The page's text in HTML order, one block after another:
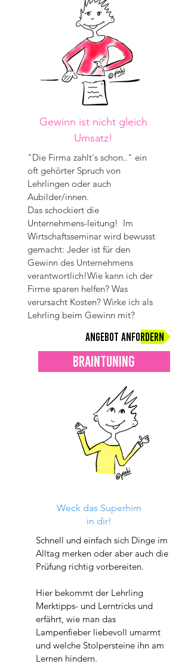
Gewinn ist nicht gleich
Umsatz!
"Die Firma zahlt's schon.." ein
oft gehörter Spruch von
Lehrlingen oder auch
Aubilder/innen.
Das schockiert die
Unternehmens-leitung! Im
Wirtschaftsseminar wird bewusst
gemacht: Jeder ist für den
Gewinn des Unternehmens
verantwortlich!Wie kann ich der
Firme sparen helfen? Was
verursacht Kosten? Wirke ich als
Lehrling beim Gewinn mit?
Angebot anfordern
BRAINTUNING
Weck das Superhirn
in dir!
Schnell und einfach sich Dinge im
Alltag merken oder aber auch die
Prüfung richtig vorbereiten.
Hier bekommt der Lehrling
Merktipps- und Lerntricks und
erfährt, wie man das
Lampenfieber liebevoll umarmt
und welche Stolpersteine ihn am
Lernen hindern.